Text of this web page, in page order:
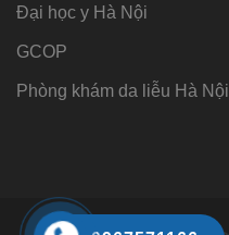
Đại học y Hà Nội
GCOP
Phòng khám da liễu Hà Nội